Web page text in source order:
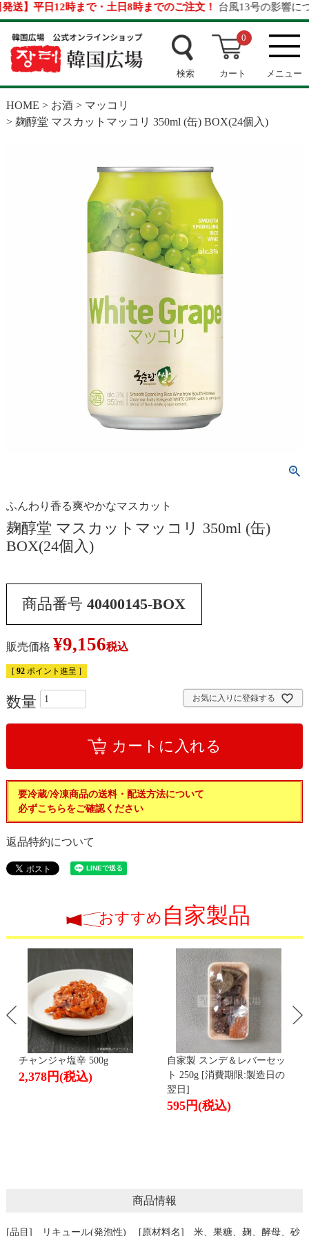
】平日12時まで・土日8時までのご注文！台風13号の影響につい
検索
0
カート メニュー
HOME お酒
マッコリ
麹醇堂 マスカットマッコリ 350ml (缶) BOX(24個入)
ふんわり香る爽やかなマスカット
麹醇堂 マスカットマッコリ 350ml (缶)
BOX(24個入)
商品番号 40400145-BOX
販売価格 ¥9,156税込
[ 92 ポイント進呈 ]
お気に入りに登録する
カートに入れる
要冷蔵/冷凍商品の送料・配送方法について
必ずこちらをご確認ください
返品特約について
おすすめ 自家製品
チャンジャ塩辛 500g
2,378円(税込)
自家製 スンデ＆レバーセッ
ト 250g [消費期限:製造日の
翌日]
595円(税込)
商品情報
[品目] リキュール(発泡性) [原材料名] 米、果糖、麹、酵母、砂